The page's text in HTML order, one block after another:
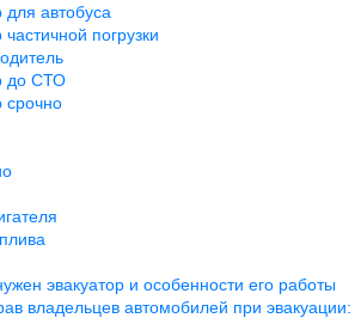
для автобуса
частичной погрузки
до СТО
срочно
эвакуатор и особенности его работы
владельцев автомобилей при эвакуации: